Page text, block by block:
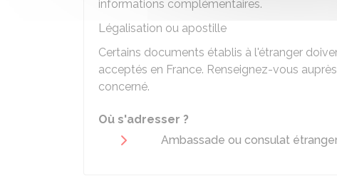
informations complémentaires.
Légalisation ou apostille
Certains documents établis à l'étranger
acceptés en France. Renseignez-vous
concerné.
Où s'adresser ?
Ambassade ou consulat